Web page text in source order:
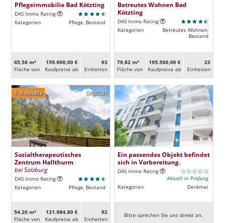
Pflegeimmobilie Bad Kötzting
DAS Immo Rating
Kategorien
Pflege, Bestand
65,56 m²
Fläche von
159.900,00 €
Kaufpreise ab
93
Ein­heiten
Betreutes Wohnen Bad
Kötzting
DAS Immo Rating
Kategorien
Betreutes Wohnen,
Bestand
79,82 m²
Fläche von
195.500,00 €
Kaufpreise ab
23
Ein­heiten
DA00581
5 % Rendite
Sozialtherapeutisches
Zentrum Hallthurm
bei Salzburg
DAS Immo Rating
Kategorien
Pflege, Bestand
54,20 m²
Fläche von
121.984,80 €
Kaufpreise ab
92
Ein­heiten
Ein passendes Objekt befindet
sich in Vorbereitung.
DAS Immo Rating
Aktuell in Prüfung
Kategorien
Denkmal
Bitte sprechen Sie uns direkt an.